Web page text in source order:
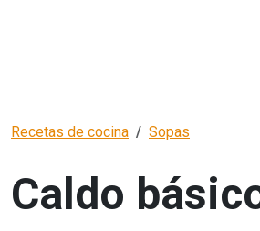
Recetas de cocina Sopas
Caldo